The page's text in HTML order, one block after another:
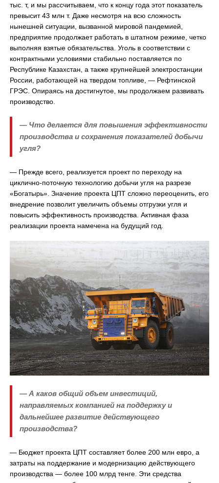
тыс. т, и мы рассчитываем, что к концу года этот показатель
превысит 43 млн т. Даже несмотря на всю сложность
нынешней ситуации, вызванной мировой пандемией,
предприятие продолжает работать в штатном режиме, четко
выполняя взятые обязательства. Уголь в соответствии с
контрактными условиями стабильно поставляется по
Республике Казахстан, а также крупнейшей электростанции
России, работающей на твердом топливе, — Рефтинской
ГРЭС. Опираясь на достигнутое, мы продолжаем развивать
производство.
— Что делается для повышения эффективности
производства и сохранения показателей добычи
угля?
— Прежде всего, реализуется проект по переходу на
циклично-поточную технологию добычи угля на разрезе
«Богатырь». Значение проекта ЦПТ сложно переоценить, его
внедрение позволит увеличить объемы отгрузки угля и
повысить эффективность производства. Активная фаза
реализации проекта намечена на будущий год.
— А каков общий объем инвестиций,
направляемых компанией на поддержку и
дальнейшее развитие действующего
производства?
— Бюджет проекта ЦПТ составляет более 200 млн евро, а
затраты на поддержание и модернизацию действующего
производства — более 100 млрд тенге. Эти средства